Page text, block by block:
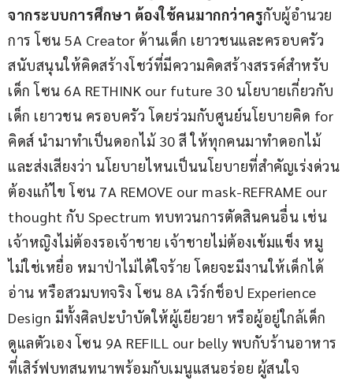
จากระบบการศึกษา ต้องใช้คนมากกว่าครูกับผู้อำนวย
การ โซน 5A Creator ด้านเด็ก เยาวชนและครอบครัว
สนับสนุนให้คิดสร้างโชว์ที่มีความคิดสร้างสรรค์สำหรับ
เด็ก โซน 6A RETHINK our future 30 นโยบายเกี่ยวกับ
เด็ก เยาวชน ครอบครัว โดยร่วมกับศูนย์นโยบายคิด for
คิดส์ นำมาทำเป็นดอกไม้ 30 สี ให้ทุกคนมาทำดอกไม้
และส่งเสียงว่า นโยบายไหนเป็นนโยบายที่สำคัญเร่งด่วน
ต้องแก้ไข โซน 7A REMOVE our mask-REFRAME our
thought กับ Spectrum ทบทวนการตัดสินคนอื่น เช่น
เจ้าหญิงไม่ต้องรอเจ้าชาย เจ้าชายไม่ต้องเข้มแข็ง หมู
ไม่ใช่เหยื่อ หมาป่าไม่ได้ใจร้าย โดยจะมีงานให้เด็กได้
อ่าน หรือสวมบทจริง โซน 8A เวิร์กช็อป Experience
Design มีทั้งศิลปะบำบัดให้ผู้เยียวยา หรือผู้อยู่ใกล้เด็ก
ดูแลตัวเอง โซน 9A REFILL our belly พบกับร้านอาหาร
ที่เสิร์ฟบทสนทนาพร้อมกับเมนูแสนอร่อย ผู้สนใจ